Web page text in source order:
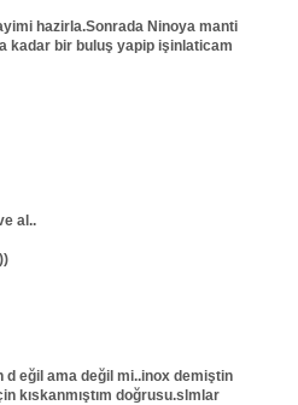
hazirla.Sonrada Ninoya manti
kadar bir buluş yapip işinlaticam
al..
d eğil ama değil mi..inox demiştin
kıskanmıştım doğrusu.slmlar